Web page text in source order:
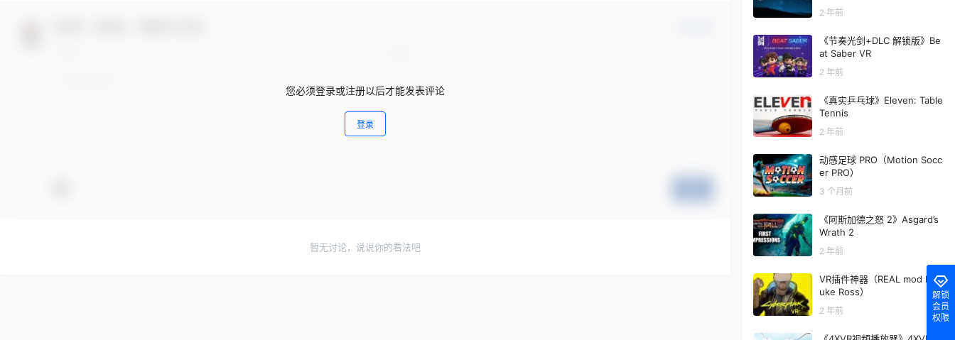
您必须登录或注册以后才能发表评论
登录
暂无讨论，说说你的看法吧
2 年前
《节奏光剑+DLC 解锁版》Be
at Saber VR
2 年前
《真实乒乓球》Eleven: Table
Tennis
2 年前
动感足球 PRO（Motion Socc
er PRO）
3 个月前
《阿斯加德之怒 2》Asgard’s
Wrath 2
2 年前
VR插件神器（REAL mod By L
uke Ross）
2 年前
解锁
会员
权限